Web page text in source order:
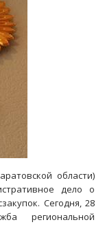
области)
дело о
Сегодня, 28
региональной